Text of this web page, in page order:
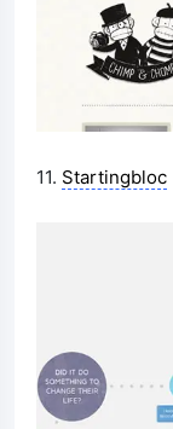
11. Startingbloc